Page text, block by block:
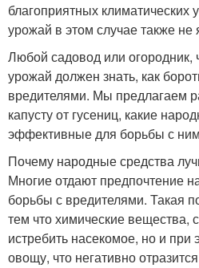
благоприятных климатических
урожай в этом случае также
Любой садовод или огородник,
урожай должен знать, как
вредителями. Мы предлагаем
капусту от гусениц, какие
эффективные для борьбы с
Почему народные средства
Многие отдают предпочтение
борьбы с вредителями. Такая
тем что химические вещества,
истребить насекомое, но и при
овощу, что негативно